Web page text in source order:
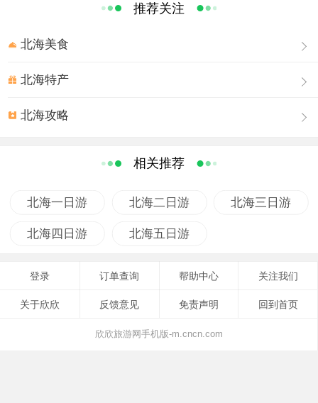
水泥，建筑材料全取自岛上的珊瑚、岩石、石灰拌海石花及竹木建
存完好。
全用岩石、珊瑚粒及竹木瓦建造，建筑面积为1500平方米，教堂内
可容纳教徒1500人。涠洲岛天主教堂始建于清代同治年间（公元
成。由于“文革”的扫“四旧”，除教堂和钟楼外，其余都已荡然无存
2000多人，每逢星期日，便有信秆到此做礼拜，热闹非凡。
火山口地质公园
下，因壮观的火山熔岩而出名，是涠洲岛上最主要的景区，2010年
游局评为国家4A级旅游景区。这里的火山岩石千姿百态，各种形状
都有，奇妙极了，让人不得不感叹大自然的妙笔生花。
推荐关注
北海美食
北海特产
北海攻略
相关推荐
北海一日游 北海二日游 北海三日游
北海四日游 北海五日游
登录 订单查询 帮助中心 关注我们
关于欣欣 反馈意见 免责声明 回到首页
欣欣旅游网手机版-m.cncn.com